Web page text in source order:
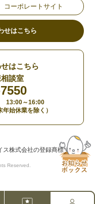
コーポレートサイト
せはこちら
はこちら
談室
13:00～16:00
始休業を除く）
株式会社の登録商標です。
Reserved.